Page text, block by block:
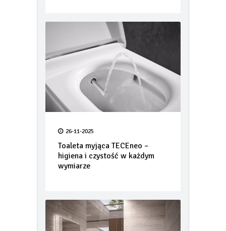
26-11-2025
Toaleta myjąca TECEneo –
higiena i czystość w każdym
wymiarze